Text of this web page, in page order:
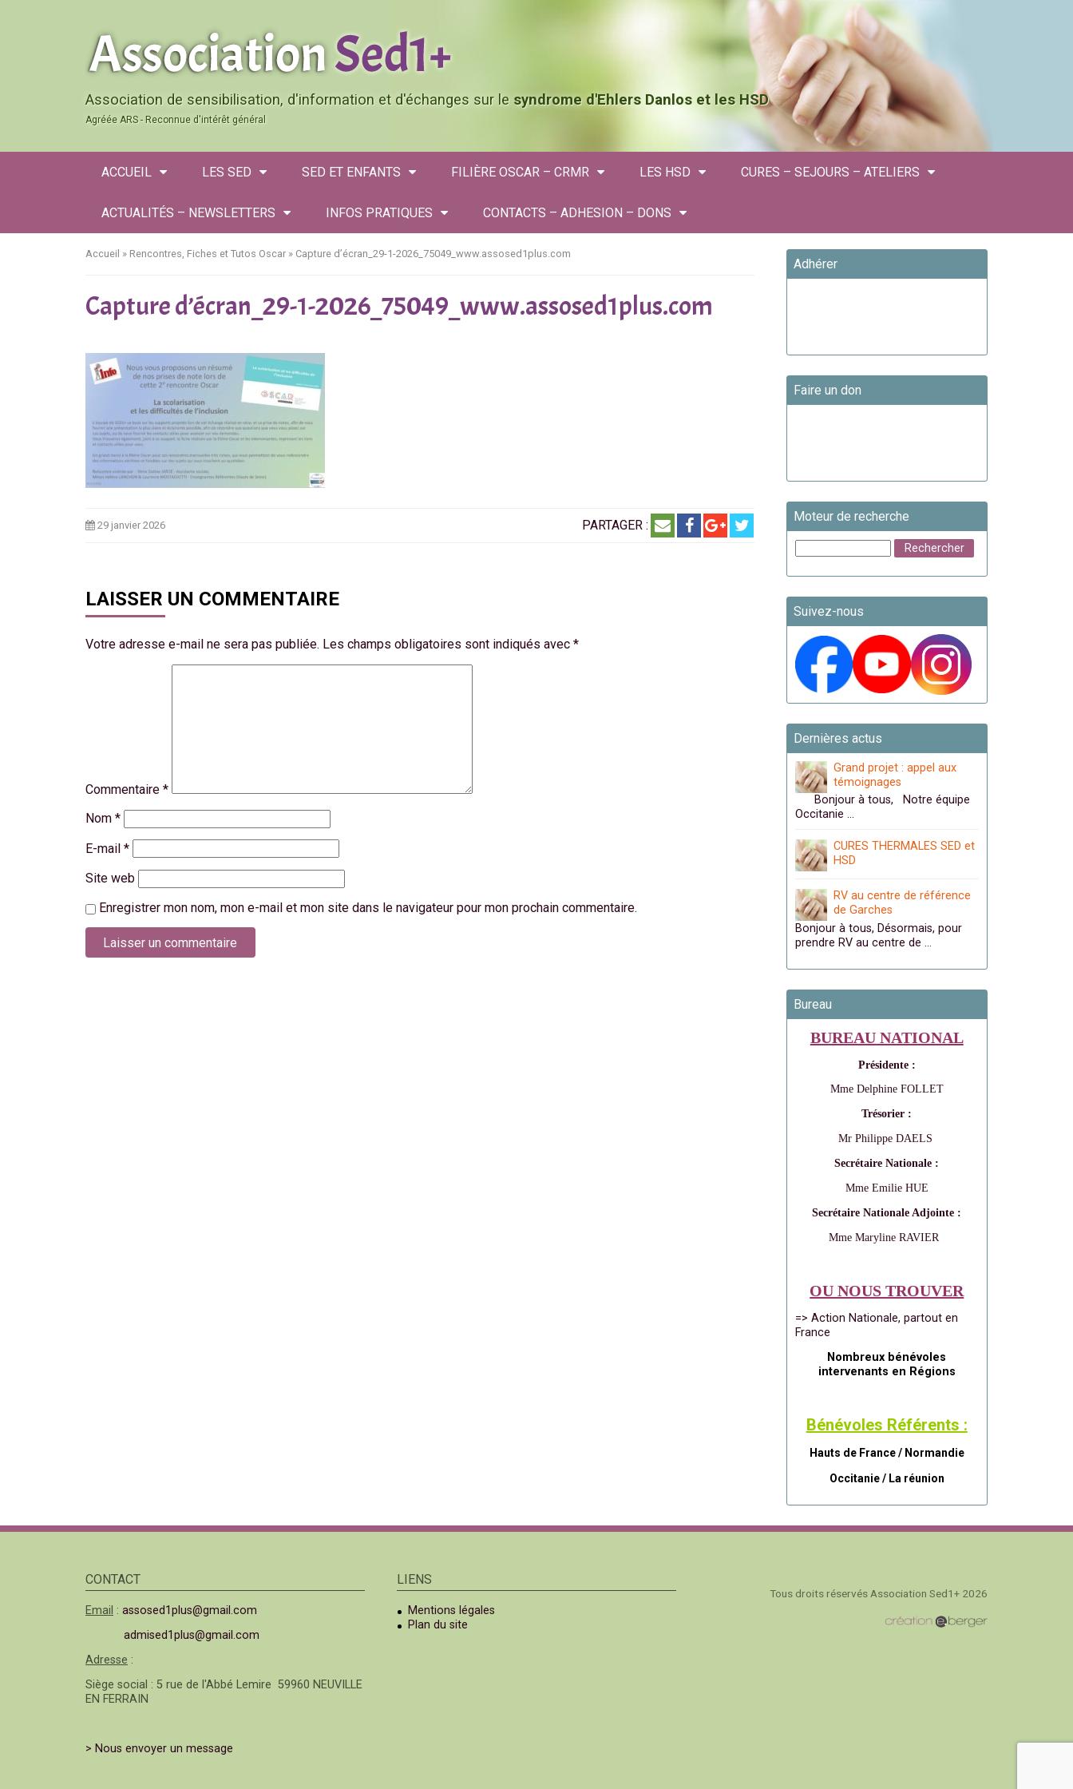
Association de sensibilisation, d'information et d'échanges sur le syndrome d'Ehlers Danlos et les HSD
Agréée ARS - Reconnue d'intérêt général
ACCUEIL LES SED SED ET ENFANTS FILIÈRE OSCAR – CRMR LES HSD CURES – SEJOURS – ATELIERS
ACTUALITÉS – NEWSLETTERS INFOS PRATIQUES CONTACTS – ADHESION – DONS
Accueil » Rencontres, Fiches et Tutos Oscar » Capture d’écran_29-1-2026_75049_www.assosed1plus.com
Capture d’écran_29-1-2026_75049_www.assosed1plus.com
29 janvier 2026 PARTAGER :
LAISSER UN COMMENTAIRE
Votre adresse e-mail ne sera pas publiée. Les champs obligatoires sont indiqués avec *
Commentaire *
Nom *
E-mail *
Site web
Enregistrer mon nom, mon e-mail et mon site dans le navigateur pour mon prochain commentaire.
Adhérer
Faire un don
Moteur de recherche
Suivez-nous
Dernières actus
Grand projet : appel aux
témoignages
Bonjour à tous, Notre équipe
Occitanie …
CURES THERMALES SED et
HSD
RV au centre de référence
de Garches
Bonjour à tous, Désormais, pour
prendre RV au centre de …
Bureau
BUREAU NATIONAL
Présidente :
Mme Delphine FOLLET
Trésorier :
Mr Philippe DAELS
Secrétaire Nationale :
Mme Emilie HUE
Secrétaire Nationale Adjointe :
Mme Maryline RAVIER
OU NOUS TROUVER
=> Action Nationale, partout en
France
Nombreux bénévoles
intervenants en Régions
Bénévoles Référents :
Hauts de France / Normandie
Occitanie / La réunion
CONTACT
Email : assosed1plus@gmail.com
admised1plus@gmail.com
Adresse :
Siège social : 5 rue de l'Abbé Lemire 59960 NEUVILLE
EN FERRAIN
> Nous envoyer un message
LIENS
Mentions légales
Plan du site
Tous droits réservés Association Sed1+ 2026